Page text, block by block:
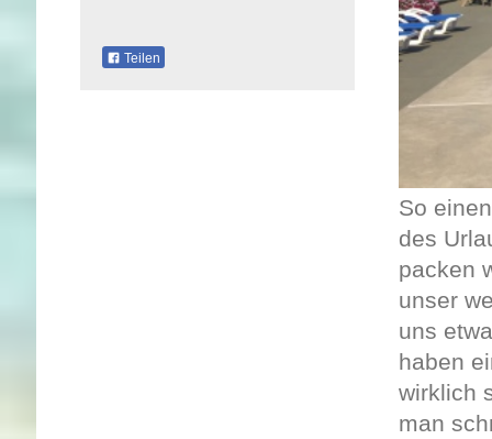
So
des
packen
unser
uns
haben
wirklich
man
Teilen